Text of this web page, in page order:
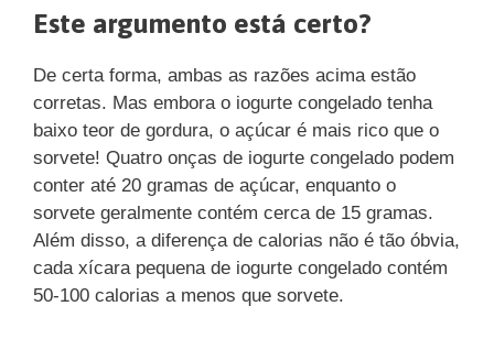
Este argumento está certo?
De certa forma, ambas as razões acima estão
corretas. Mas embora o iogurte congelado tenha
baixo teor de gordura, o açúcar é mais rico que o
sorvete! Quatro onças de iogurte congelado podem
conter até 20 gramas de açúcar, enquanto o
sorvete geralmente contém cerca de 15 gramas.
Além disso, a diferença de calorias não é tão óbvia,
cada xícara pequena de iogurte congelado contém
50-100 calorias a menos que sorvete.